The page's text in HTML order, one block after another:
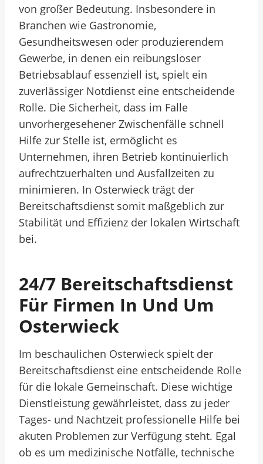
von großer Bedeutung. Insbesondere in
Branchen wie Gastronomie,
Gesundheitswesen oder produzierendem
Gewerbe, in denen ein reibungsloser
Betriebsablauf essenziell ist, spielt ein
zuverlässiger Notdienst eine entscheidende
Rolle. Die Sicherheit, dass im Falle
unvorhergesehener Zwischenfälle schnell
Hilfe zur Stelle ist, ermöglicht es
Unternehmen, ihren Betrieb kontinuierlich
aufrechtzuerhalten und Ausfallzeiten zu
minimieren. In Osterwieck trägt der
Bereitschaftsdienst somit maßgeblich zur
Stabilität und Effizienz der lokalen Wirtschaft
bei.
24/7 Bereitschaftsdienst
Für Firmen In Und Um
Osterwieck
Im beschaulichen Osterwieck spielt der
Bereitschaftsdienst eine entscheidende Rolle
für die lokale Gemeinschaft. Diese wichtige
Dienstleistung gewährleistet, dass zu jeder
Tages- und Nachtzeit professionelle Hilfe bei
akuten Problemen zur Verfügung steht. Egal
ob es um medizinische Notfälle, technische